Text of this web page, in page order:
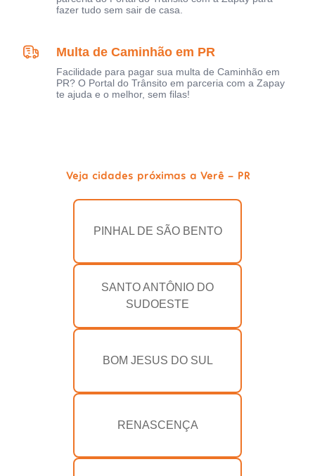
fazer tudo sem sair de casa.
Multa de Caminhão em PR
Facilidade para pagar sua multa de Caminhão em
PR? O Portal do Trânsito em parceria com a Zapay
te ajuda e o melhor, sem filas!
Veja cidades próximas a Verê - PR
PINHAL DE SÃO BENTO
SANTO ANTÔNIO DO
SUDOESTE
BOM JESUS DO SUL
RENASCENÇA